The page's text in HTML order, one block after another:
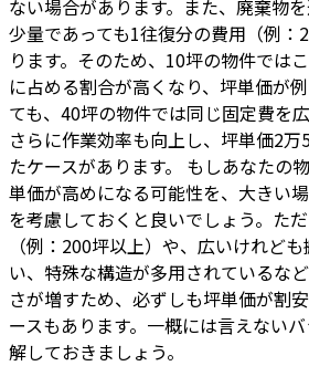
ない場合があります。また、廃棄物
少量であっても1往復分の費用（例：
ります。そのため、10坪の物件では
に占める割合が高くなり、坪単価が
ても、40坪の物件では同じ固定費を
さらに作業効率も向上し、坪単価2
たケースがあります。 もしあなたの
単価が高めになる可能性を、大きい
を考慮しておくと良いでしょう。た
（例：200坪以上）や、広いけれど
い、特殊な構造が多用されているな
さが増すため、必ずしも坪単価が割
ースもあります。一概には言えない
解しておきましょう。